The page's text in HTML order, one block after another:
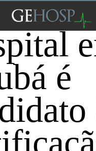
é